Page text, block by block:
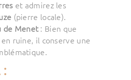
et admirez les
(pierre locale).
de Menet: Bien que
ruine, il conserve une
: